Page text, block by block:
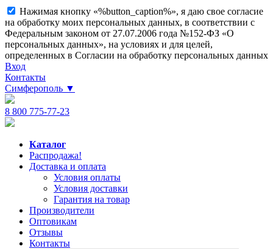
Нажимая кнопку «%button_caption%», я даю свое согласие
на обработку моих персональных данных, в соответствии с
Федеральным законом от 27.07.2006 года №152-ФЗ «О
персональных данных», на условиях и для целей,
определенных в Согласии на обработку персональных данных
Вход
Контакты
Симферополь ▼
8 800 775-77-23
Каталог
Распродажа!
Доставка и оплата
Условия оплаты
Условия доставки
Гарантия на товар
Производители
Оптовикам
Отзывы
Контакты